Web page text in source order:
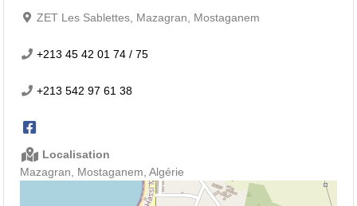
ZET Les Sablettes, Mazagran, Mostaganem
+213 45 42 01 74 / 75
+213 542 97 61 38
Localisation
Mazagran, Mostaganem, Algérie